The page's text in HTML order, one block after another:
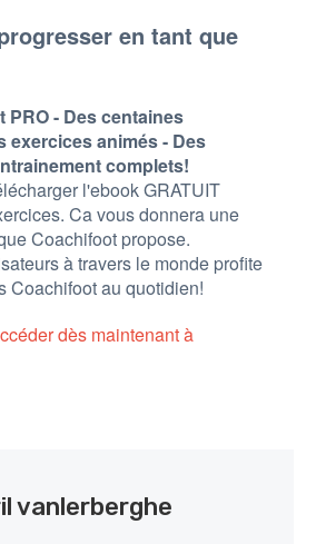
en tant que
PRO - Des centaines
exercices animés - Des
complets!
l'ebook GRATUIT
Ca vous donnera une
Coachifoot propose.
à travers le monde profite
Coachifoot au quotidien!
dès maintenant à
vanlerberghe